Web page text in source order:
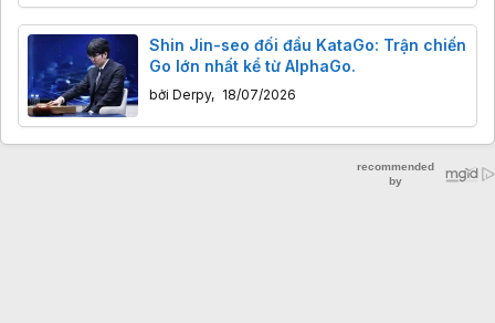
Shin Jin-seo đối đầu KataGo: Trận chiến
Go lớn nhất kể từ AlphaGo.
bởi Derpy, 18/07/2026